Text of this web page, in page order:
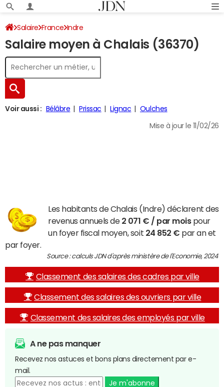
Salaire France Indre
Salaire moyen à Chalais (36370)
Voir aussi : Bélâbre Prissac Lignac Oulches
Mise à jour le 11/02/26
Les habitants de Chalais (Indre) déclarent des
revenus annuels de 2 071 € / par moispour
un foyer fiscal moyen, soit 24 852 € par an et
par foyer.
Source : calculs JDN d'après ministère de l'Economie, 2024
Classement des salaires des cadres par ville
Classement des salaires des ouvriers par ville
Classement des salaires des employés par ville
A ne pas manquer
Recevez nos astuces et bons plans directement par e-
mail.
Je m'abonne